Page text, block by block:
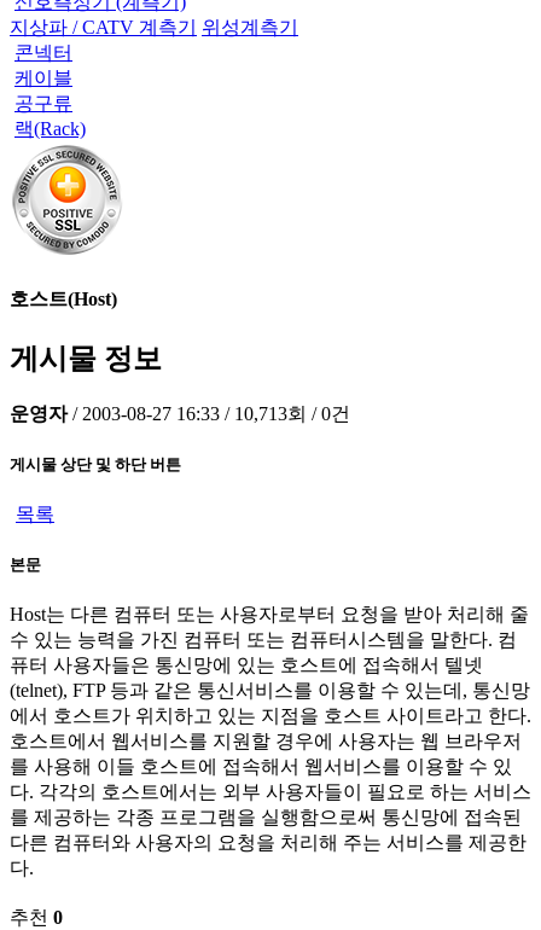
지상파 / CATV 계측기
위성계측기
콘넥터
케이블
공구류
랙(Rack)
호스트(Host)
게시물 정보
운영자 / 2003-08-27 16:33 / 10,713회 / 0건
게시물 상단 및 하단 버튼
목록
본문
Host는 다른 컴퓨터 또는 사용자로부터 요청을 받아 처리해 줄
수 있는 능력을 가진 컴퓨터 또는 컴퓨터시스템을 말한다. 컴
퓨터 사용자들은 통신망에 있는 호스트에 접속해서 텔넷
(telnet), FTP 등과 같은 통신서비스를 이용할 수 있는데, 통신망
에서 호스트가 위치하고 있는 지점을 호스트 사이트라고 한다.
호스트에서 웹서비스를 지원할 경우에 사용자는 웹 브라우저
를 사용해 이들 호스트에 접속해서 웹서비스를 이용할 수 있
다. 각각의 호스트에서는 외부 사용자들이 필요로 하는 서비스
를 제공하는 각종 프로그램을 실행함으로써 통신망에 접속된
다른 컴퓨터와 사용자의 요청을 처리해 주는 서비스를 제공한
다.
추천 0